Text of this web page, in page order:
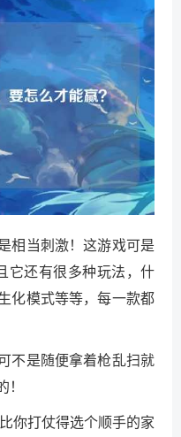
相当刺激！这游戏可是
它还有很多种玩法，什
化模式等等，每一款都
不是随便拿着枪乱扫就
你打仗得选个顺手的家